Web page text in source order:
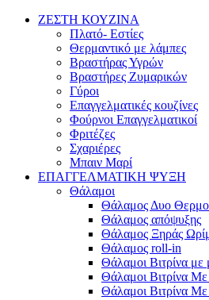
ΖΕΣΤΗ ΚΟΥΖΙΝΑ
Πλατό- Εστίες
Θερμαντικό με λάμπες
Βραστήρας Υγρών
Βραστήρες Ζυμαρικών
Γύροι
Επαγγελματικές κουζίνες
Φούρνοι Επαγγελματικοί
Φριτέζες
Σχαριέρες
Μπαιν Μαρί
ΕΠΑΓΓΕΛΜΑΤΙΚΗ ΨΥΞΗ
Θάλαμοι
Θάλαμος Δυο
Θάλαμος απόψυξης
Θάλαμος Ξηράς
Θάλαμος roll-in
Θάλαμοι Βιτρίνα με
Θάλαμοι Βιτρίνα
Θάλαμοι Βιτρίνα